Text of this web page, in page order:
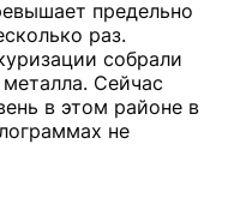
предельно
раз.
собрали
Сейчас
в этом районе в
не